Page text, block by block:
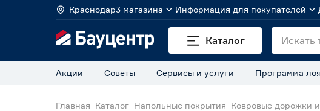
Краснодар3 магазина Информация для покупателей
Каталог
Акции Советы Сервисы и услуги Программа
Главная Каталог Напольные покрытия Ковровые дорожки